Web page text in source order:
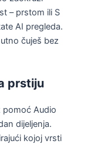
– prstom ili S
AI pregleda.
čuješ bez
prstiju
pomoć Audio
dijeljenja.
kojoj vrsti